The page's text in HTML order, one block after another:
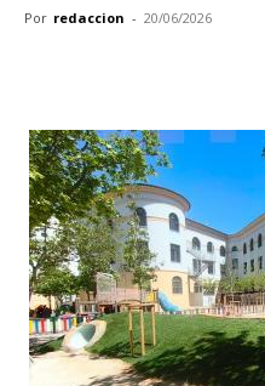
Por redaccion - 20/06/2026